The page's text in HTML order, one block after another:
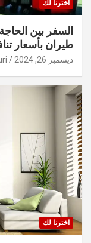
اخترنا لك
السفر بين
طيران بأسعار
ديسمبر 26, 2024
اخترنا لك